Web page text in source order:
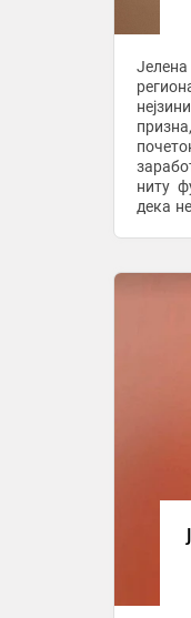
ниту
дека